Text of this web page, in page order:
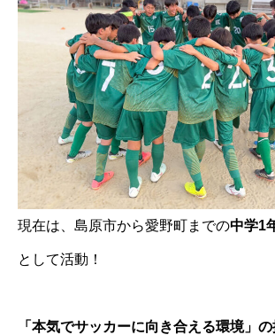
現在は、島原市から愛野町までの中学1
として活動！
「本気でサッカーに向き合える環境」の